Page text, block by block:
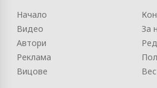
Начало
Видео
Автори
Реклама
Вицове
За